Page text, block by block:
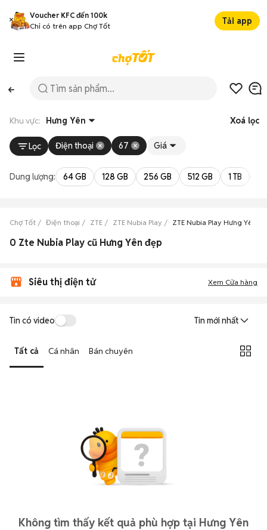
Voucher KFC đến 100k
Chỉ có trên app Chợ Tốt
Tải app
Khu vực: Hưng Yên Xoá lọc
Lọc Điện thoại 67 Giá
Dung lượng: 64 GB 128 GB 256 GB 512 GB 1 TB
Chợ Tốt Điện thoại ZTE ZTE Nubia Play ZTE Nubia Play Hưng Yên
0 Zte Nubia Play cũ Hưng Yên đẹp
Siêu thị điện tử Xem Cửa hàng
Tin có video Tin mới nhất
Tất cả Cá nhân Bán chuyên
Không tìm thấy kết quả phù hợp tại Hưng Yên